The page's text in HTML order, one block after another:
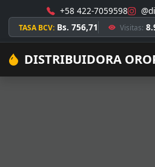
+58 422-7059598
TASA BCV: Bs. 756,71 Visitas:
DISTRIBUIDORA